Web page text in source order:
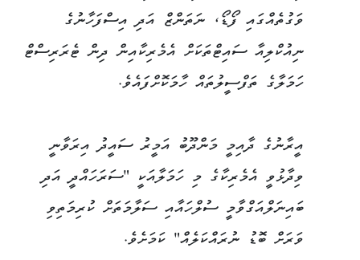
ވަގުތެއްގައި ފޯޑޯ، ނަތަންޒް އަދި އިސްފަހާނުގެ
ނިއުކްލިއާ ސައިޓްތަކަށް އެމެރިކާއިން ދިން ޓެރަރިސްޓް
ހަމަލާގެ ތަފްސީލުތައް ހާމަކޮށްފައެވެ.
އީރާނުގެ ދާއިމީ މަންދޫބު އަމީރު ސައީދު އިރަވާނީ
ވިދާޅުވީ އެމެރިކާގެ މި ހަމަލާއަކީ "ސަރަހައްދީ އަދި
ބައިނަލްއަގްވާމީ ސުލްހައާއި ސަލާމަތަށް ކުރިމަތިވި
ވަރަށް ބޮޑު ނުރައްކަލެއް" ކަމަށެވެ.